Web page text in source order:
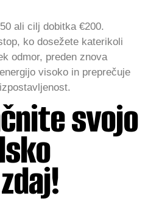
ali cilj dobitka €200.
ko dosežete katerikoli
odmor, preden znova
visoko in preprečuje
svojo